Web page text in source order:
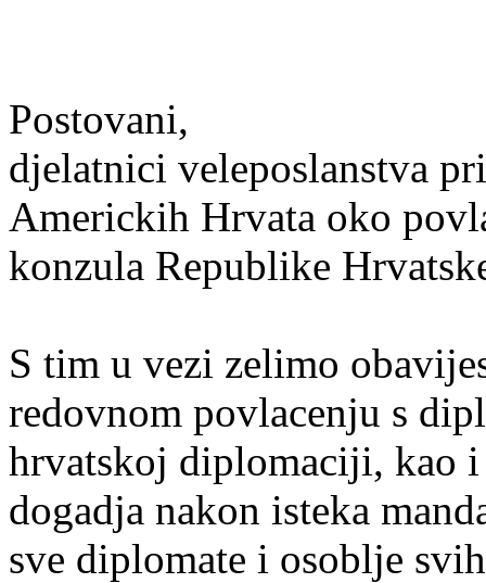
Postovani,
djelatnici veleposlanstva
Americkih Hrvata oko
konzula Republike
S tim u vezi zelimo
redovnom povlacenju s
hrvatskoj diplomaciji, kao
dogadja nakon isteka
sve diplomate i osoblje